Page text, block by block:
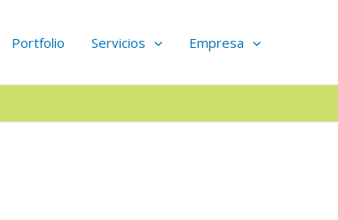
Portfolio Servicios Empresa